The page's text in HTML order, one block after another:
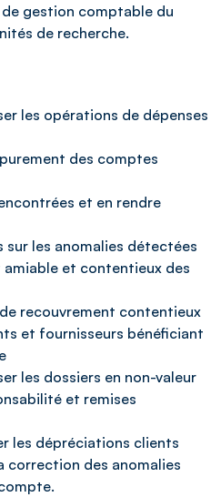
gestion comptable du
de recherche.
les opérations de dépenses
des comptes
et en rendre
les anomalies détectées
et contentieux des
recouvrement contentieux
et fournisseurs bénéficiant
les dossiers en non-valeur
et remises
les dépréciations clients
correction des anomalies